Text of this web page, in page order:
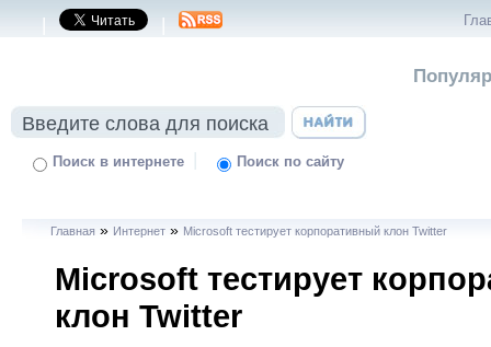
| |
Поиск в интернете | Поиск по сайту
Главная » Интернет » Microsoft тестирует корпоративный клон Twitter
Microsoft тестирует
клон Twitter